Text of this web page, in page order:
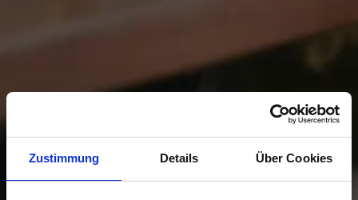
Zustimmung Details Über Cookies